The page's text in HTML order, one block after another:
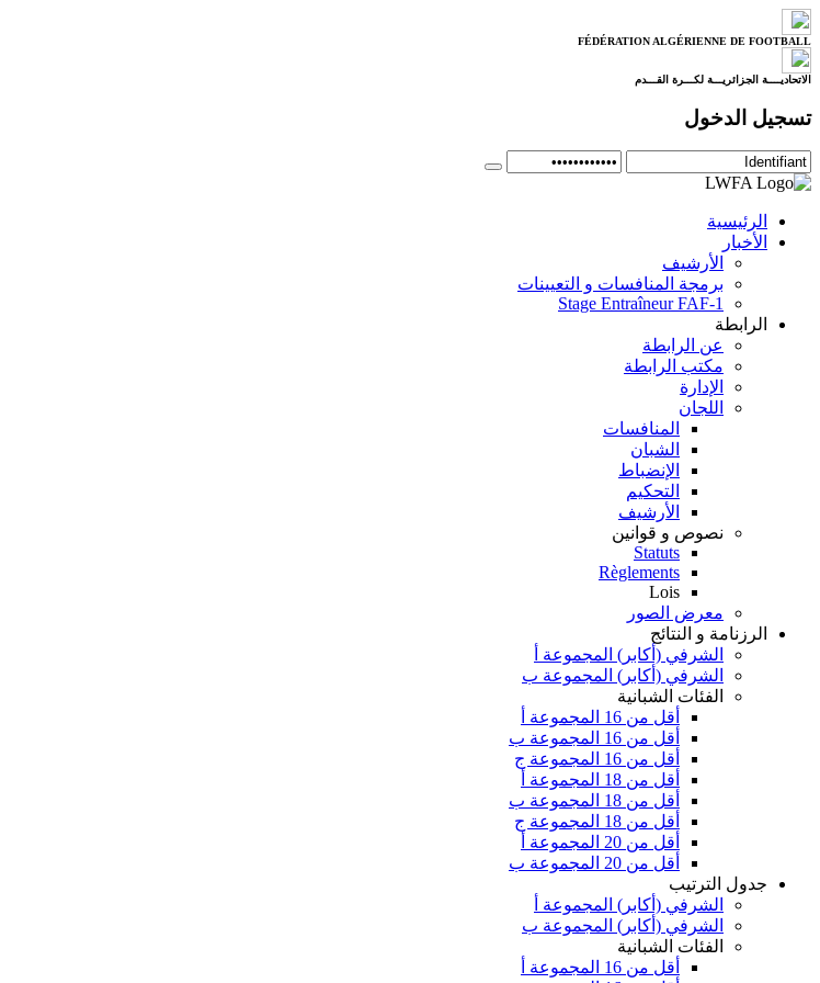
FÉDÉRATION ALGÉRIENNE DE FOOTBALL
الاتحاديــــة الجزائريـــة لكـــرة القـــدم
تسجيل الدخول
الرئيسية
الأخبار
الأرشيف
برمجة المنافسات و التعيينات
Stage Entraîneur FAF-1
الرابطة
عن الرابطة
مكتب الرابطة
الإدارة
اللجان
المنافسات
الشبان
الإنضباط
التحكيم
الأرشيف
نصوص و قوانين
Statuts
Règlements
Lois
معرض الصور
الرزنامة و النتائج
الشرفي (أكابر) المجموعة أ
الشرفي (أكابر) المجموعة ب
الفئات الشبانية
أقل من 16 المجموعة أ
أقل من 16 المجموعة ب
أقل من 16 المجموعة ج
أقل من 18 المجموعة أ
أقل من 18 المجموعة ب
أقل من 18 المجموعة ج
أقل من 20 المجموعة أ
أقل من 20 المجموعة ب
جدول الترتيب
الشرفي (أكابر) المجموعة أ
الشرفي (أكابر) المجموعة ب
الفئات الشبانية
أقل من 16 المجموعة أ